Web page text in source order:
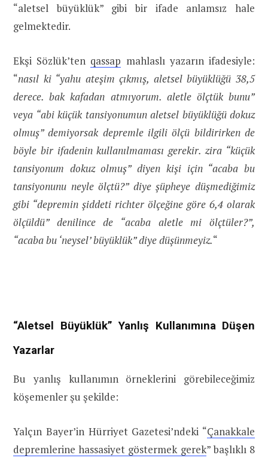
“aletsel büyüklük” gibi bir ifade anlamsız hale
gelmektedir.
Ekşi Sözlük’ten qassap mahlaslı yazarın ifadesiyle:
“nasıl ki “yahu ateşim çıkmış, aletsel büyüklüğü 38,5
derece. bak kafadan atmıyorum. aletle ölçtük bunu”
veya “abi küçük tansiyonumun aletsel büyüklüğü dokuz
olmuş” demiyorsak depremle ilgili ölçü bildirirken de
böyle bir ifadenin kullanılmaması gerekir. zira “küçük
tansiyonum dokuz olmuş” diyen kişi için “acaba bu
tansiyonunu neyle ölçtü?” diye şüpheye düşmediğimiz
gibi “depremin şiddeti richter ölçeğine göre 6,4 olarak
ölçüldü” denilince de “acaba aletle mi ölçtüler?”,
“acaba bu ‘neysel’ büyüklük” diye düşünmeyiz.“
“Aletsel Büyüklük” Yanlış Kullanımına Düşen
Yazarlar
Bu yanlış kullanımın örneklerini görebileceğimiz
köşemenler şu şekilde:
Yalçın Bayer’in Hürriyet Gazetesi’ndeki “Çanakkale
depremlerine hassasiyet göstermek gerek” başlıklı 8